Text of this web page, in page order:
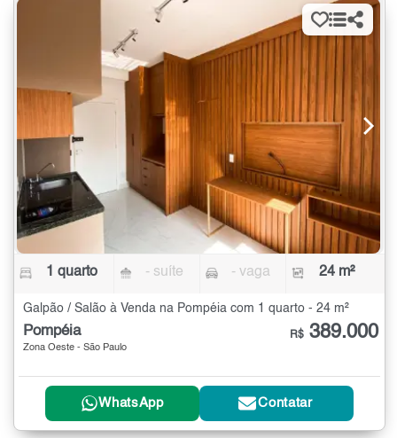
1 quarto - suíte - vaga 24 m²
Galpão / Salão à Venda na Pompéia com 1 quarto - 24 m²
Pompéia
Zona Oeste - São Paulo
R$ 389.000
WhatsApp Contatar